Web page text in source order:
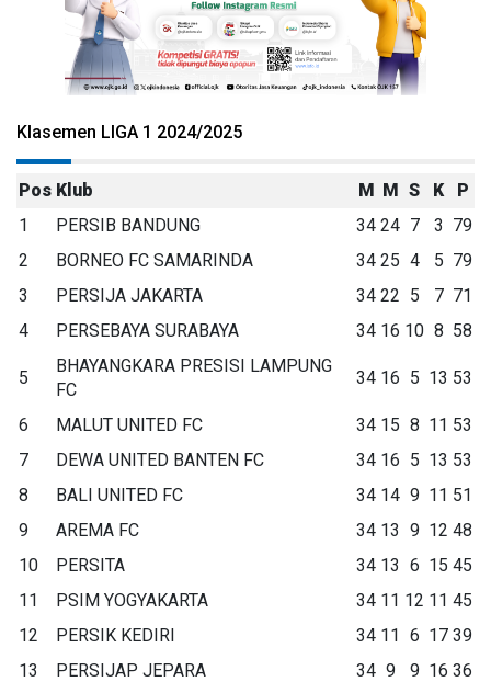
Klasemen LIGA 1 2024/2025
Pos Klub M M S K
P
1
PERSIB BANDUNG 34 24 7 3 79
2
BORNEO FC SAMARINDA 34 25 4 5 79
3
PERSIJA JAKARTA 34 22 5 7 71
4
PERSEBAYA SURABAYA 34 16 10 8 58
5
BHAYANGKARA PRESISI LAMPUNG
FC
34 16 5 13 53
6 MALUT UNITED FC 34 15 8 11 53
7
DEWA UNITED BANTEN FC 34 16 5 13 53
8
BALI UNITED FC 34 14 9 11 51
9
AREMA FC 34 13 9 12 48
10
PERSITA 34 13 6 15 45
11
PSIM YOGYAKARTA 34 11 12 11 45
12
PERSIK KEDIRI 34 11 6 17 39
13
PERSIJAP JEPARA 34 9 9 16 36